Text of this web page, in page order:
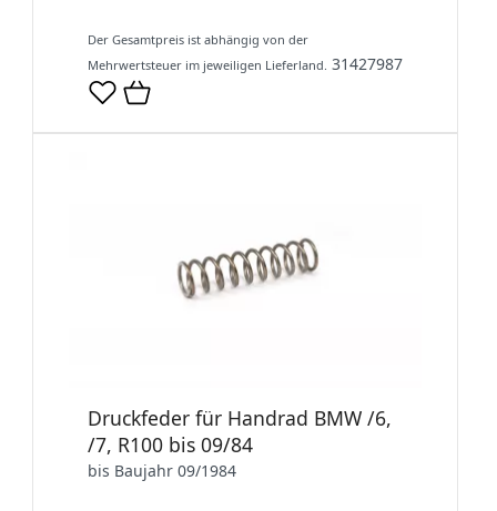
Der Gesamtpreis ist abhängig von der
Mehrwertsteuer im jeweiligen Lieferland. 31427987
Druckfeder für Handrad BMW /6,
/7, R100 bis 09/84
bis Baujahr 09/1984